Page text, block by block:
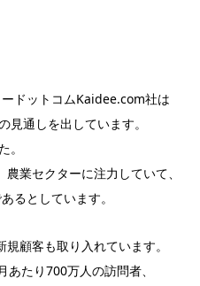
ドットコムKaidee.com社は
通しを出しています。
。
業セクターに注力していて、
るとしています。
顧客も取り入れています。
たり700万人の訪問者、